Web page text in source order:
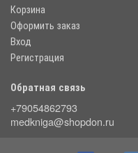
Корзина
Оформить заказ
Вход
Регистрация
Обратная связь
+79054862793
medkniga@shopdon.ru